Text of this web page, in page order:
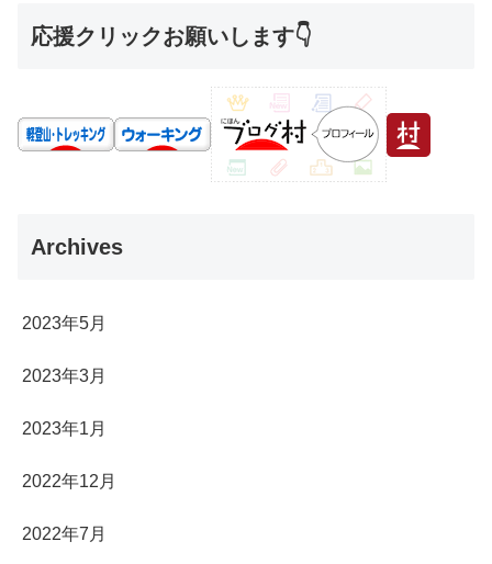
応援クリックお願いします👇
Archives
2023年5月
2023年3月
2023年1月
2022年12月
2022年7月